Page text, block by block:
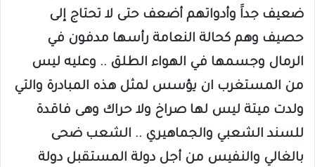
ضعيف جداََ وأدواتهم أضعف حتى لا تحتاج إلى
حصيف وهم كحالة النعامة رأسها مدفون في
الرمال وجسمها في الهواء الطلق .. وعليه ليس
من المستغرب ان يؤسس لمثل هذه المبادرة والتي
ولدت ميتة ليس لها صراخ ولا حراك وهى فاقدة
للسند الشعبي والجماهيري .. الشعب ضحى
بالغالي والنفيس من أجل دولة المستقبل دولة